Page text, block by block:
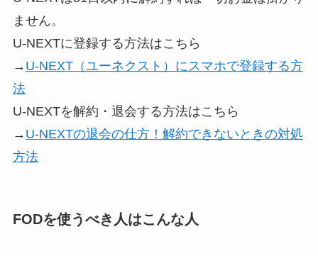
ません。
U-NEXTに登録する方法はこちら
→ U-NEXT（ユーネクスト）にスマホで登録する方
法
U-NEXTを解約・退会する方法はこちら
→ U-NEXTの退会の仕方！解約できないときの対処
方法
FODを使うべき人はこんな人